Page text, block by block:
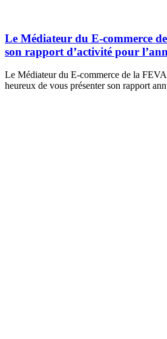
Le Médiateur du E-commerce
son rapport d’activité pour
Le Médiateur du E-commerce de la
heureux de vous présenter son rapport